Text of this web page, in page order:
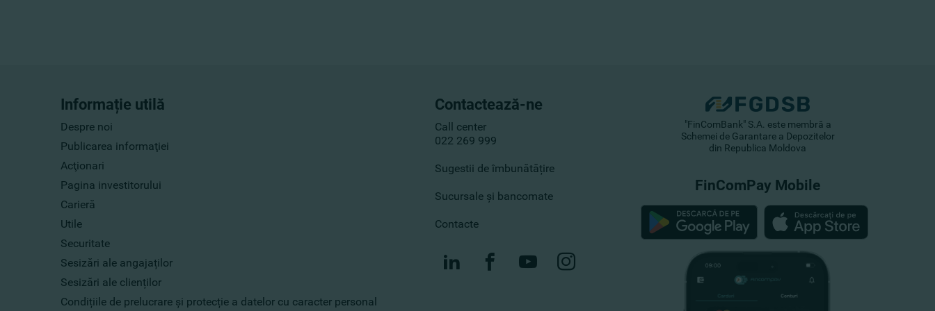
Informație utilă
Despre noi
Publicarea informaţiei
Acţionari
Pagina investitorului
Carieră
Utile
Securitate
Sesizări ale angajaților
Sesizări ale clienților
Condițiile de prelucrare și protecție a datelor cu caracter personal
Contactează-ne
Call center
022 269 999
Sugestii de îmbunătățire
Sucursale și bancomate
Contacte
"FinComBank" S.A. este membră a
Schemei de Garantare a Depozitelor
din Republica Moldova
FinComPay Mobile